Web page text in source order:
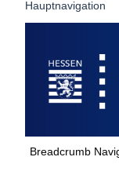
Hauptnavigation
Breadcrumb